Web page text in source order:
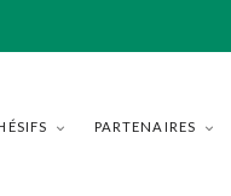
PARTENAIRES